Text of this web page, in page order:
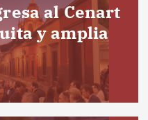
al Cenart
y amplia